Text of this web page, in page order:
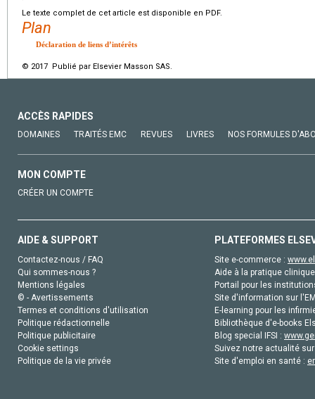
Le texte complet de cet article est disponible en PDF.
Plan
Déclaration de liens d’intérêts
© 2017 Publié par Elsevier Masson SAS.
ACCÈS RAPIDES
DOMAINES TRAITÉS EMC REVUES LIVRES NOS FORMULES
MON COMPTE
CRÉER UN COMPTE
AIDE & SUPPORT
Contactez-nous / FAQ
Qui sommes-nous ?
Mentions légales
© - Avertissements
Termes et conditions d'utilisation
Politique rédactionnelle
Politique publicitaire
Cookie settings
Politique de la vie privée
PLATEFORMES
Site e-commerce :
Aide à la pratique
Portail pour les
Site d'information sur
E-learning pour les
Bibliothèque d'e-books
Blog special IFSI :
Suivez notre actualité
Site d'emploi en santé :